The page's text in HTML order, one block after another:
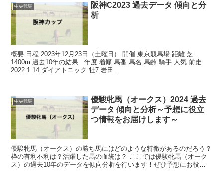
中央競馬
阪神C2023 過去データ 傾向と分
析
概要 日程 2023年12月23日（土曜日） 開催 東京競馬場 距離 芝
1400m 過去10年の結果 年度 着順 馬番 馬名 馬齢 騎手 人気 前走
2022 1 14 ダイアトニック 牡7 岩田...
中央競馬
優駿牝馬（オークス）2024 過去
データ 傾向と分析～予想に役立
つ情報をお届けします～
優駿牝馬（オークス）の勝ち馬にはどのような特徴があるのだろう？
枠の有利不利は？活躍した馬の血統は？ ここでは優駿牝馬（オーク
ス）の過去10年のデータを傾向分析を行います！ぜひ予想にお役立